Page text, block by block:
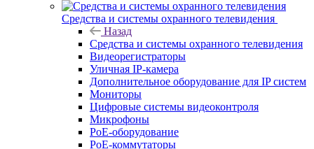
Средства и системы охранного телевидения
Назад
Средства и системы охранного телевидения
Видеорегистраторы
Уличная IP-камера
Дополнительное оборудование для IP систем
Мониторы
Цифровые системы видеоконтроля
Микрофоны
PoE-оборудование
PoE-коммутаторы